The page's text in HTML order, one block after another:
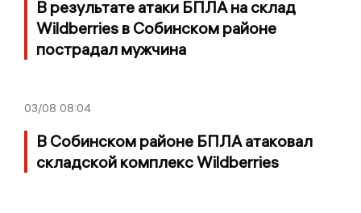
В результате атаки БПЛА на склад
Wildberries в Собинском районе
пострадал мужчина
03/08 08:04
В Собинском районе БПЛА атаковал
складской комплекс Wildberries